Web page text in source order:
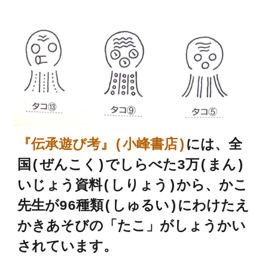
『伝承遊び考』(小峰書店) には、全
国(ぜんこく)でしらべた3万(まん)
いじょう資料(しりょう)から、かこ
先生が96種類(しゅるい)にわけたえ
かきあそびの「たこ」がしょうかい
されています。